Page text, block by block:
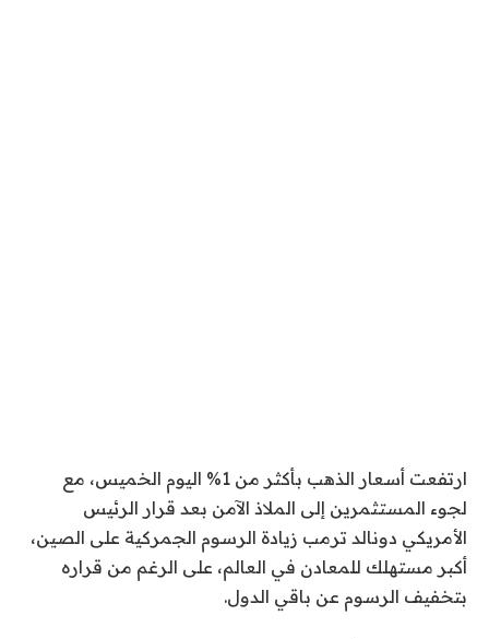
ارتفعت أسعار الذهب بأكثر من 1% اليوم الخميس، مع
لجوء المستثمرين إلى الملاذ الآمن بعد قرار الرئيس
الأمريكي دونالد ترمب زيادة الرسوم الجمركية على الصين،
أكبر مستهلك للمعادن في العالم، على الرغم من قراره
بتخفيف الرسوم عن باقي الدول.